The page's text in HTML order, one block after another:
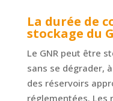
La durée de
stockage du
Le GNR peut être
sans se dégrader,
des réservoirs
réglementées. Les